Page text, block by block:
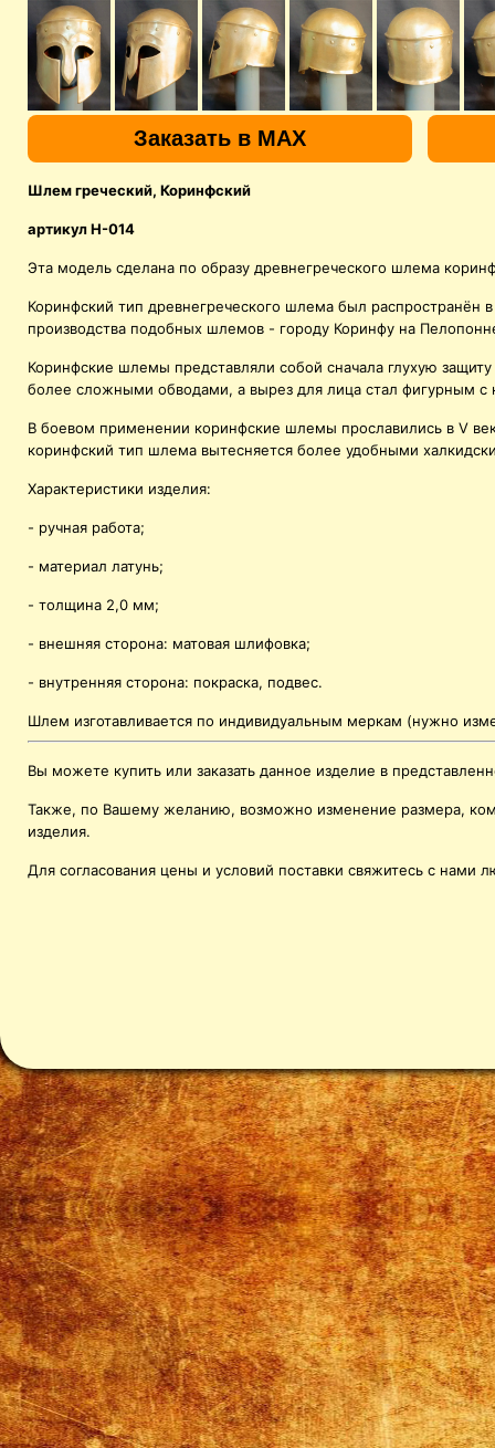
Заказать в MAX
Шлем греческий, Коринфский
артикул H-014
Эта модель сделана по образу древнегреческого шлема
Коринфский тип древнегреческого шлема был распространён
производства подобных шлемов - городу Коринфу на
Коринфские шлемы представляли собой сначала глухую
более сложными обводами, а вырез для лица стал фигурным
В боевом применении коринфские шлемы прославились в V
коринфский тип шлема вытесняется более удобными
Характеристики изделия:
- ручная работа;
- материал латунь;
- толщина 2,0 мм;
- внешняя сторона: матовая шлифовка;
- внутренняя сторона: покраска, подвес.
Шлем изготавливается по индивидуальным меркам (нужно
Вы можете купить или заказать данное изделие в
Также, по Вашему желанию, возможно изменение размера,
изделия.
Для согласования цены и условий поставки свяжитесь с